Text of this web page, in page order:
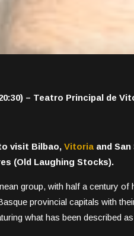
– Teatro Principal de
visit Bilbao, Vitoria and
(Old Laughing Stocks).
group, with half a century
provincial capitals with
what has been described